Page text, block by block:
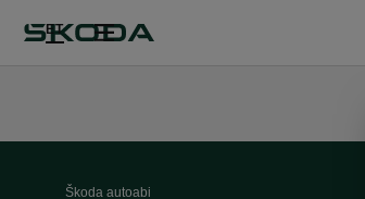
ET
Škoda autoabi